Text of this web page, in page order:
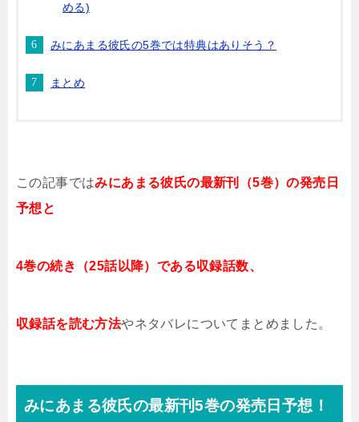
める)
みにあまる彼氏の5巻では特典はありそう？
まとめ
この記事ではみにあまる彼氏の最新刊（5巻）の発売日
予想と
4巻の続き（25話以降）である収録話数、
収録話を読む方法やネタバレについてまとめました。
みにあまる彼氏の最新刊5巻の発売日予想！